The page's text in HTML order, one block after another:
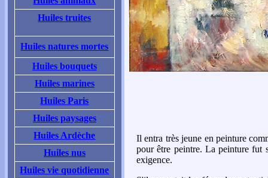
Huiles truites
Huiles natures mortes
Huiles bouquets
Huiles marines
Huiles Paris
Huiles paysages
Huiles Ardèche
Huiles nus
Huiles vie quotidienne
Il entra très jeune en peinture
pour être peintre. La peinture fut
exigence.